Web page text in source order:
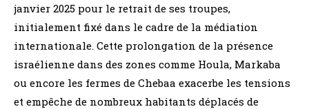
janvier 2025 pour le retrait de ses troupes,
initialement fixé dans le cadre de la médiation
internationale. Cette prolongation de la présence
israélienne dans des zones comme Houla, Markaba
ou encore les fermes de Chebaa exacerbe les tensions
et empêche de nombreux habitants déplacés de